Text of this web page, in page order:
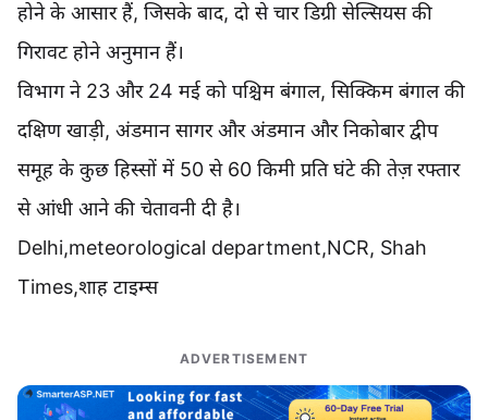
होने के आसार हैं, जिसके बाद, दो से चार डिग्री सेल्सियस की
गिरावट होने अनुमान हैं।
विभाग ने 23 और 24 मई को पश्चिम बंगाल, सिक्किम बंगाल की
दक्षिण खाड़ी, अंडमान सागर और अंडमान और निकोबार द्वीप
समूह के कुछ हिस्सों में 50 से 60 किमी प्रति घंटे की तेज़ रफ्तार
से आंधी आने की चेतावनी दी है।
Delhi,meteorological department,NCR, Shah
Times,शाह टाइम्स
ADVERTISEMENT